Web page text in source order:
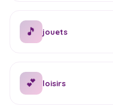
🎵 jouets
💕 loisirs